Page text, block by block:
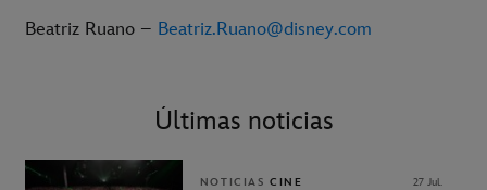
Beatriz Ruano – Beatriz.Ruano@disney.com
Últimas noticias
NOTICIAS CINE 27 Jul.